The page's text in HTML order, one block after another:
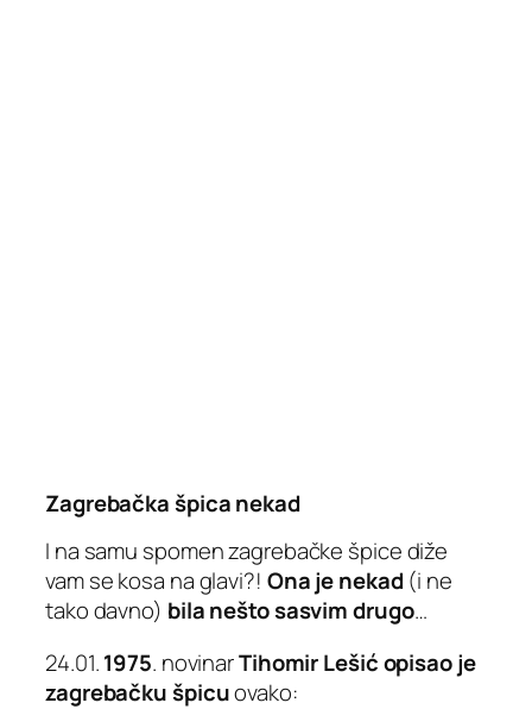
Zagrebačka špica nekad
I na samu spomen zagrebačke špice diže
vam se kosa na glavi?! Ona je nekad(i ne
tako davno) bila nešto sasvim drugo…
24.01.1975. novinarTihomir Lešić opisao je
zagrebačku špicuovako: